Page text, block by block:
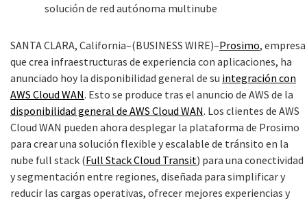
solución de red autónoma multinube
SANTA CLARA, California–(BUSINESS WIRE)–Prosimo, empresa
que crea infraestructuras de experiencia con aplicaciones, ha
anunciado hoy la disponibilidad general de su integración con
AWS Cloud WAN. Esto se produce tras el anuncio de AWS de la
disponibilidad general de AWS Cloud WAN. Los clientes de AWS
Cloud WAN pueden ahora desplegar la plataforma de Prosimo
para crear una solución flexible y escalable de tránsito en la
nube full stack (Full Stack Cloud Transit) para una conectividad
y segmentación entre regiones, diseñada para simplificar y
reducir las cargas operativas, ofrecer mejores experiencias y